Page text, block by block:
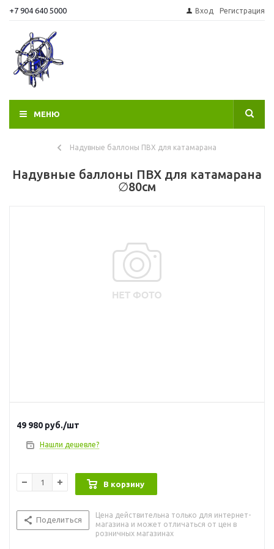
+7 904 640 5000 Вход Регистрация
МЕНЮ
Надувные баллоны ПВХ для катамарана
Надувные баллоны ПВХ для катамарана
∅80см
49 980 руб./шт
Нашли дешевле?
В корзину
Поделиться
Цена действительна только для интернет-
магазина и может отличаться от цен в
розничных магазинах